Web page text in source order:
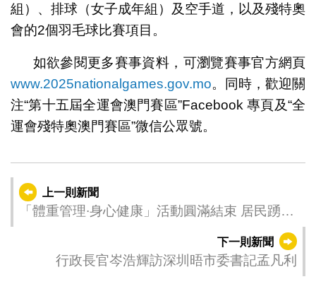
組）、排球（女子成年組）及空手道，以及殘特奧
會的2個羽毛球比賽項目。
如欲參閱更多賽事資料，可瀏覽賽事官方網頁
www.2025nationalgames.gov.mo。同時，歡迎關
注“第十五屆全運會澳門賽區”Facebook 專頁及“全
運會殘特奧澳門賽區”微信公眾號。
上一則新聞
「體重管理∙身心健康」活動圓滿結束 居民踴躍
下一則新聞
行政長官岑浩輝訪深圳晤市委書記孟凡利